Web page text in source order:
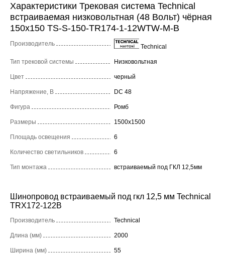
Характеристики Трековая система Technical
встраиваемая низковольтная (48 Вольт) чёрная
150x150 TS-S-150-TR174-1-12WTW-M-B
Производитель Technical
Тип трековой системы Низковольтная
Цвет черный
Напряжение, В DC 48
Фигура Ромб
Размеры 1500x1500
Площадь освещения 6
Количество светильников 6
Тип монтажа встраиваемый под ГКЛ 12,5мм
Шинопровод встраиваемый под гкл 12,5 мм Technical
TRX172-122B
Производитель Technical
Длина (мм) 2000
Ширина (мм) 55